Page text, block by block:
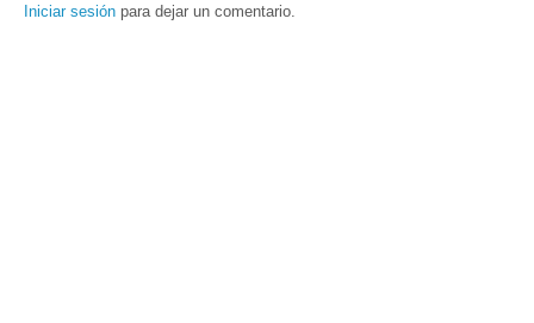
Iniciar sesión para dejar un comentario.